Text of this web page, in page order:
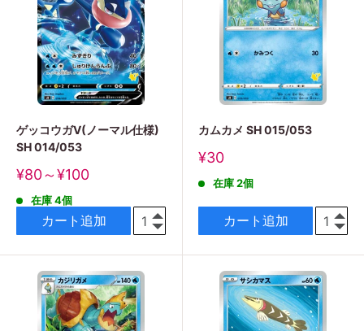
ゲッコウガV(ノーマル仕様)
SH 014/053
販
価
¥80～¥100
在庫 4個
カート追加
カムカメ SH 015/053
販
価
¥30
在庫 2個
カート追加